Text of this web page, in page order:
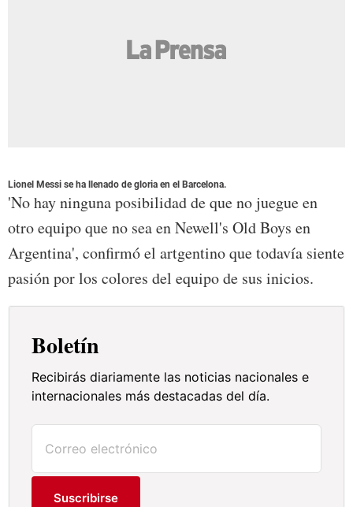
Lionel Messi se ha llenado de gloria en el Barcelona.
'No hay ninguna posibilidad de que no juegue en
otro equipo que no sea en Newell's Old Boys en
Argentina', confirmó el artgentino que todavía siente
pasión por los colores del equipo de sus inicios.
Boletín
Recibirás diariamente las noticias nacionales e
internacionales más destacadas del día.
Suscribirse